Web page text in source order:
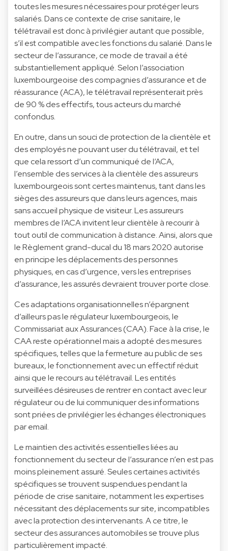
toutes les mesures nécessaires pour protéger leurs
salariés. Dans ce contexte de crise sanitaire, le
télétravail est donc à privilégier autant que possible,
s’il est compatible avec les fonctions du salarié. Dans le
secteur de l’assurance, ce mode de travail a été
substantiellement appliqué. Selon l’association
luxembourgeoise des compagnies d’assurance et de
réassurance (ACA), le télétravail représenterait près
de 90 % des effectifs, tous acteurs du marché
confondus.
En outre, dans un souci de protection de la clientèle et
des employés ne pouvant user du télétravail, et tel
que cela ressort d’un communiqué de l’ACA,
l’ensemble des services à la clientèle des assureurs
luxembourgeois sont certes maintenus, tant dans les
sièges des assureurs que dans leurs agences, mais
sans accueil physique de visiteur. Les assureurs
membres de l’ACA invitent leur clientèle à recourir à
tout outil de communication à distance. Ainsi, alors que
le Règlement grand-ducal du 18 mars 2020 autorise
en principe les déplacements des personnes
physiques, en cas d’urgence, vers les entreprises
d’assurance, les assurés devraient trouver porte close.
Ces adaptations organisationnelles n’épargnent
d’ailleurs pas le régulateur luxembourgeois, le
Commissariat aux Assurances (CAA). Face à la crise, le
CAA reste opérationnel mais a adopté des mesures
spécifiques, telles que la fermeture au public de ses
bureaux, le fonctionnement avec un effectif réduit
ainsi que le recours au télétravail. Les entités
surveillées désireuses de rentrer en contact avec leur
régulateur ou de lui communiquer des informations
sont priées de privilégier les échanges électroniques
par email.
Le maintien des activités essentielles liées au
fonctionnement du secteur de l’assurance n’en est pas
moins pleinement assuré. Seules certaines activités
spécifiques se trouvent suspendues pendant la
période de crise sanitaire, notamment les expertises
nécessitant des déplacements sur site, incompatibles
avec la protection des intervenants. A ce titre, le
secteur des assurances automobiles se trouve plus
particulièrement impacté.